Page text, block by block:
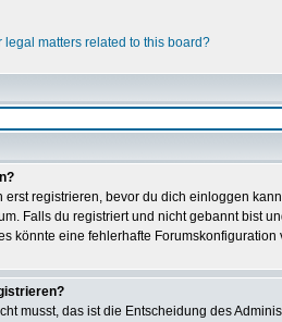
matters related to this board?
erst registrieren, bevor du dich einloggen
Falls du registriert und nicht gebannt bist
könnte eine fehlerhafte Forumskonfiguration
musst, das ist die Entscheidung des